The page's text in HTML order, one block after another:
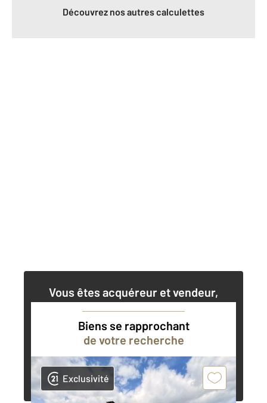
Découvrez nos autres calculettes
Vous êtes acquéreur et vendeur,
Contacter l'agence
Demander une estimation
Biens se rapprochant
de votre recherche
Exclusivité